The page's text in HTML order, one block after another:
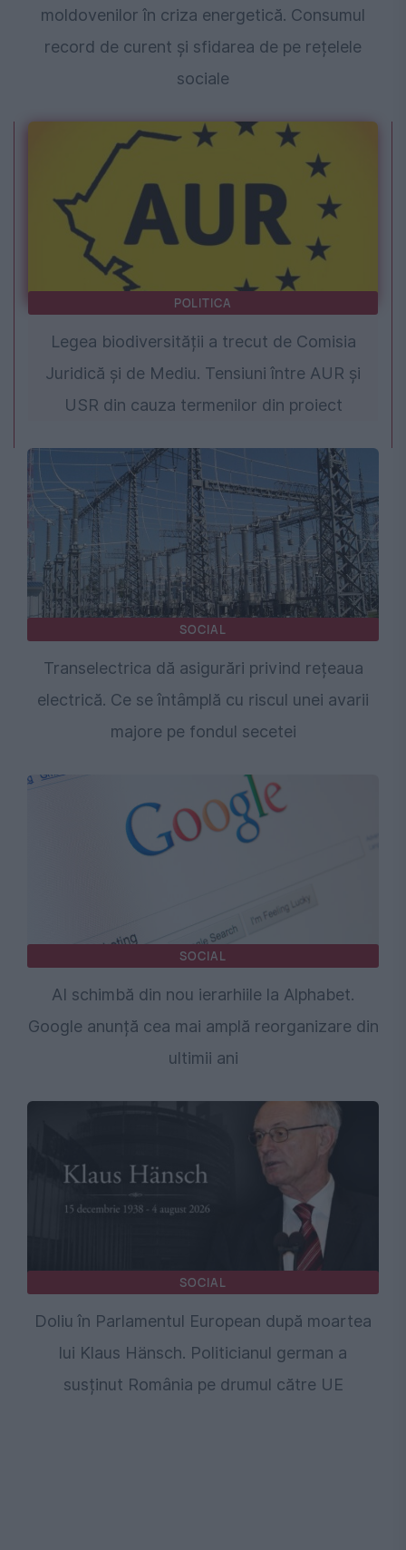
moldovenilor în criza energetică. Consumul
record de curent și sfidarea de pe rețelele
sociale
POLITICA
Legea biodiversității a trecut de Comisia
Juridică și de Mediu. Tensiuni între AUR și
USR din cauza termenilor din proiect
SOCIAL
Transelectrica dă asigurări privind rețeaua
electrică. Ce se întâmplă cu riscul unei avarii
majore pe fondul secetei
SOCIAL
AI schimbă din nou ierarhiile la Alphabet.
Google anunță cea mai amplă reorganizare din
ultimii ani
SOCIAL
Doliu în Parlamentul European după moartea
lui Klaus Hänsch. Politicianul german a
susținut România pe drumul către UE